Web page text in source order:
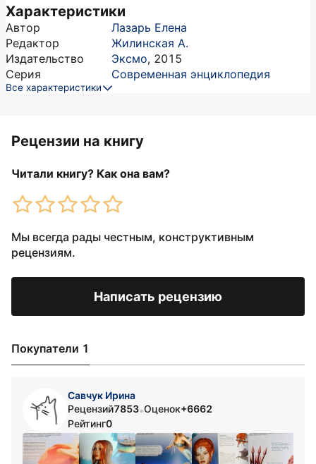
Характеристики
Автор
Лазарь Елена
Редактор
Жилинская А.
Издательство
Эксмо, 2015
Серия
Современная энциклопедия
Все характеристики
Рецензии на книгу
Читали книгу? Как она вам?
Мы всегда рады честным, конструктивным
рецензиям.
Написать рецензию
Покупатели 1
Савчук Ирина
Рецензий7853•Оценок+6662
Рейтинг0